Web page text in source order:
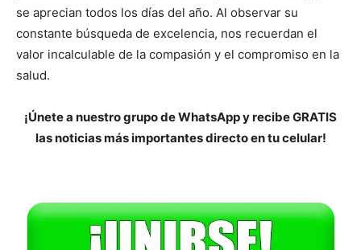
se aprecian todos los días del año. Al observar su
constante búsqueda de excelencia, nos recuerdan el
valor incalculable de la compasión y el compromiso en la
salud.
¡Únete a nuestro grupo de WhatsApp y recibe GRATIS
las noticias más importantes directo en tu celular!